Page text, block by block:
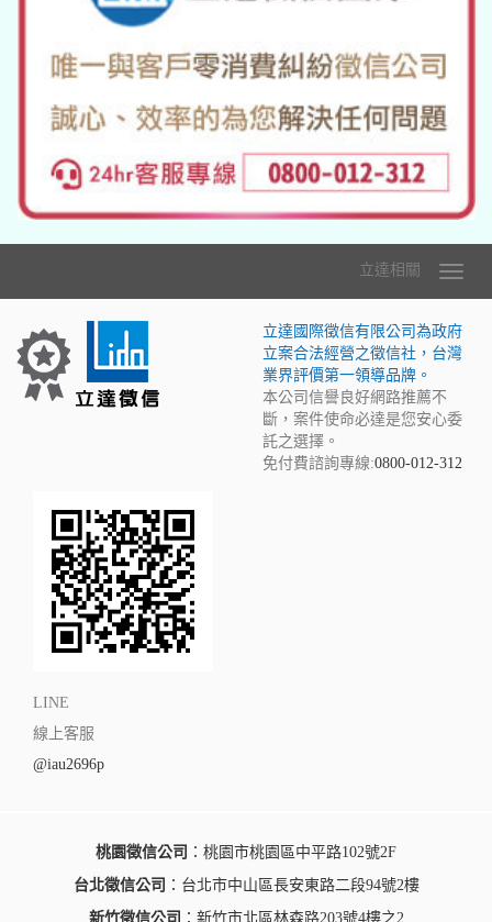
立達相關
立達國際徵信有限公司為政府
立案合法經營之徵信社，台灣
業界評價第一領導品牌。
本公司信譽良好網路推薦不
斷，案件使命必達是您安心委
託之選擇。
免付費諮詢專線:0800-012-312
LINE
線上客服
@iau2696p
桃園徵信公司 ：桃園市桃園區中平路102號2F
台北徵信公司 ：台北市中山區長安東路二段94號2樓
新竹徵信公司 ：新竹市北區林森路203號4樓之2